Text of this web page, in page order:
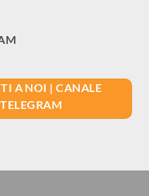
A NOI | CANALE
TELEGRAM